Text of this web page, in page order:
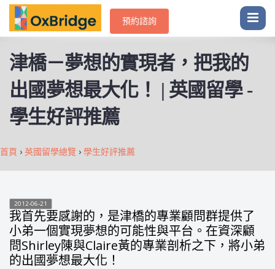
預約諮詢
津橋－夢想的實現者，把我的
出國夢想最大化！ | 英國留學 -
學生好評推薦
首頁 › 英國留學總覽 › 學生好評推薦
2012-06-21
我首先要感謝的，是津橋的專業顧問群提供了
小弟一個實現夢想的可能性與平台。在資深顧
問Shirley陳與Claire黃的專業剖析之下，將小弟
的出國夢想最大化！